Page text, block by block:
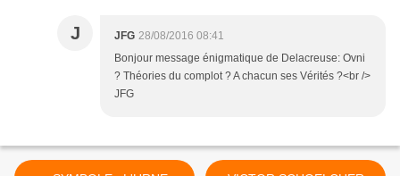
J JFG 28/08/2016 08:41
Bonjour message énigmatique de Delacreuse: Ovni
? Théories du complot ? A chacun ses Vérités ?<br />
JFG